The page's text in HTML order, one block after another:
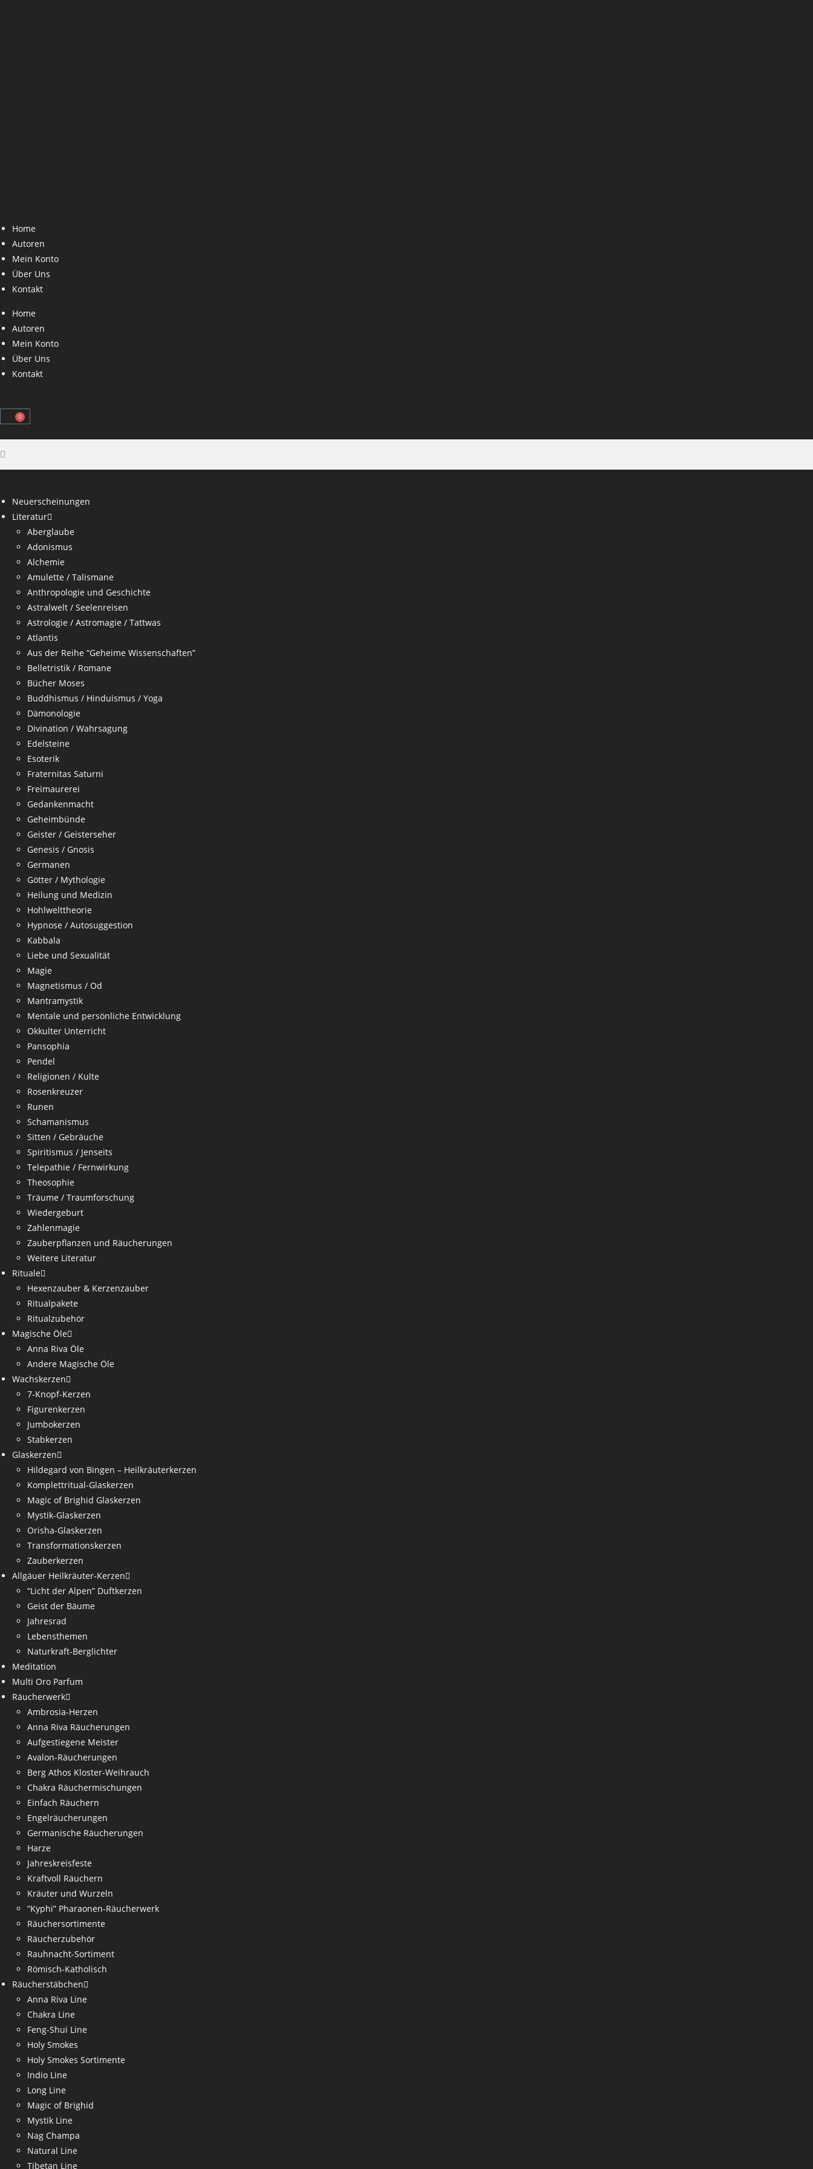
Home
Autoren
Mein Konto
Über Uns
Kontakt
Home
Autoren
Mein Konto
Über Uns
Kontakt
0
Neuerscheinungen
Literatur
Aberglaube
Adonismus
Alchemie
Amulette / Talismane
Anthropologie und Geschichte
Astralwelt / Seelenreisen
Astrologie / Astromagie / Tattwas
Atlantis
Aus der Reihe “Geheime Wissenschaften”
Belletristik / Romane
Bücher Moses
Buddhismus / Hinduismus / Yoga
Dämonologie
Divination / Wahrsagung
Edelsteine
Esoterik
Fraternitas Saturni
Freimaurerei
Gedankenmacht
Geheimbünde
Geister / Geisterseher
Genesis / Gnosis
Germanen
Götter / Mythologie
Heilung und Medizin
Hohlwelttheorie
Hypnose / Autosuggestion
Kabbala
Liebe und Sexualität
Magie
Magnetismus / Od
Mantramystik
Mentale und persönliche Entwicklung
Okkulter Unterricht
Pansophia
Pendel
Religionen / Kulte
Rosenkreuzer
Runen
Schamanismus
Sitten / Gebräuche
Spiritismus / Jenseits
Telepathie / Fernwirkung
Theosophie
Träume / Traumforschung
Wiedergeburt
Zahlenmagie
Zauberpflanzen und Räucherungen
Weitere Literatur
Rituale
Hexenzauber & Kerzenzauber
Ritualpakete
Ritualzubehör
Magische Öle
Anna Riva Öle
Andere Magische Öle
Wachskerzen
7-Knopf-Kerzen
Figurenkerzen
Jumbokerzen
Stabkerzen
Glaskerzen
Hildegard von Bingen – Heilkräuterkerzen
Komplettritual-Glaskerzen
Magic of Brighid Glaskerzen
Mystik-Glaskerzen
Orisha-Glaskerzen
Transformationskerzen
Zauberkerzen
Allgäuer Heilkräuter-Kerzen
“Licht der Alpen” Duftkerzen
Geist der Bäume
Jahresrad
Lebensthemen
Naturkraft-Berglichter
Meditation
Multi Oro Parfum
Räucherwerk
Ambrosia-Herzen
Anna Riva Räucherungen
Aufgestiegene Meister
Avalon-Räucherungen
Berg Athos Kloster-Weihrauch
Chakra Räuchermischungen
Einfach Räuchern
Engelräucherungen
Germanische Räucherungen
Harze
Jahreskreisfeste
Kraftvoll Räuchern
Kräuter und Wurzeln
“Kyphi” Pharaonen-Räucherwerk
Räuchersortimente
Räucherzubehör
Rauhnacht-Sortiment
Römisch-Katholisch
Räucherstäbchen
Anna Riva Line
Chakra Line
Feng-Shui Line
Holy Smokes
Holy Smokes Sortimente
Indio Line
Long Line
Magic of Brighid
Mystik Line
Nag Champa
Natural Line
Tibetan Line